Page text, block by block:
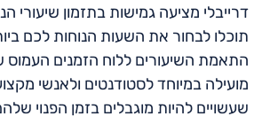
דרייבלי מציעה גמישות בתזמון שיעורי
תוכלו לבחור את השעות הנוחות לכם
התאמת השיעורים ללוח הזמנים העמוס
מועילה במיוחד לסטודנטים ולאנשי
שעשויים להיות מוגבלים בזמן הפנוי